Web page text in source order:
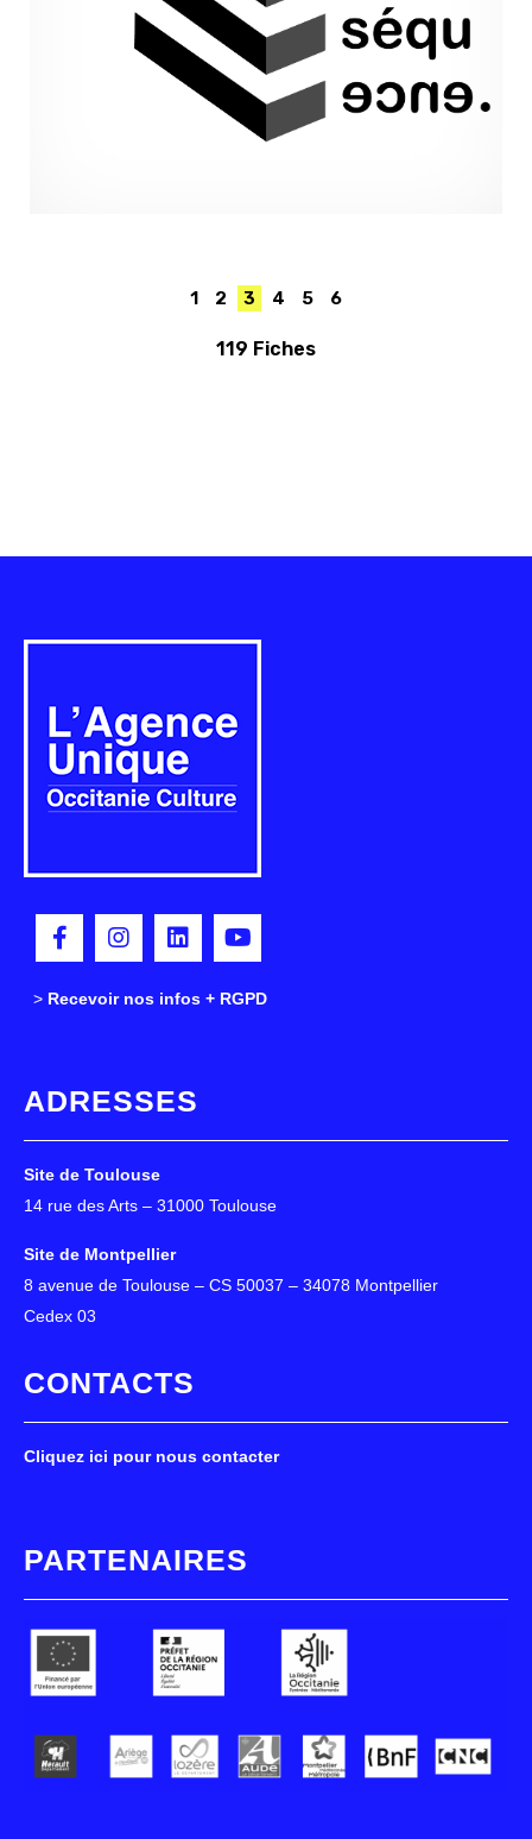
1 2 3 4 5 6
119 Fiches
> Recevoir nos infos + RGPD
ADRESSES
Site de Toulouse
14 rue des Arts – 31000 Toulouse
Site de Montpellier
8 avenue de Toulouse – CS 50037 – 34078 Montpellier
Cedex 03
CONTACTS
Cliquez ici pour nous contacter
PARTENAIRES